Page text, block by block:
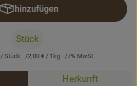
hinzufügen
Produkt zum Warenkorb
Stück
/ Stück 2,00 € / 1kg 7% MwSt
Rezepte
Herkunft